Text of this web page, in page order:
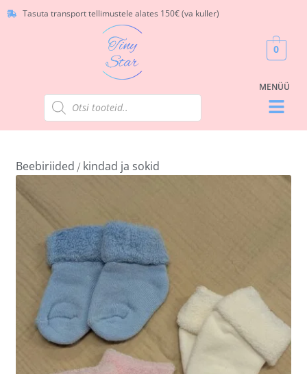
Tasuta transport tellimustele alates 150€ (va kuller)
0
Beebiriided / kindad ja sokid